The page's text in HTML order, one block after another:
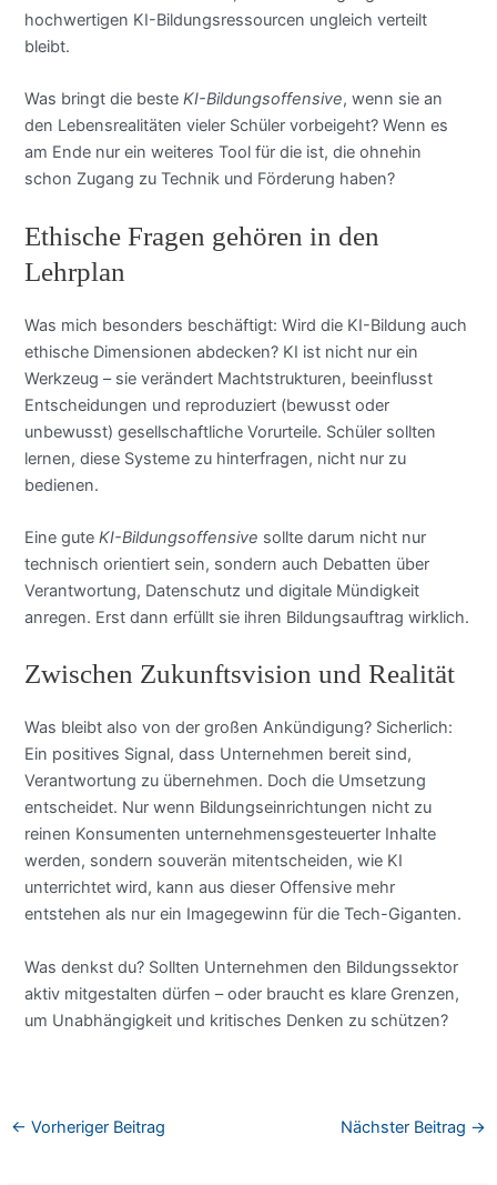
hochwertigen KI-Bildungsressourcen ungleich verteilt
bleibt.
Was bringt die besteKI-Bildungsoffensive, wenn sie an
den Lebensrealitäten vieler Schüler vorbeigeht? Wenn es
am Ende nur ein weiteres Tool für die ist, die ohnehin
schon Zugang zu Technik und Förderung haben?
Ethische Fragen gehören in den
Lehrplan
Was mich besonders beschäftigt: Wird die KI-Bildung auch
ethische Dimensionen abdecken? KI ist nicht nur ein
Werkzeug – sie verändert Machtstrukturen, beeinflusst
Entscheidungen und reproduziert (bewusst oder
unbewusst) gesellschaftliche Vorurteile. Schüler sollten
lernen, diese Systeme zu hinterfragen, nicht nur zu
bedienen.
Eine guteKI-Bildungsoffensive sollte darum nicht nur
technisch orientiert sein, sondern auch Debatten über
Verantwortung, Datenschutz und digitale Mündigkeit
anregen. Erst dann erfüllt sie ihren Bildungsauftrag wirklich.
Zwischen Zukunftsvision und Realität
Was bleibt also von der großen Ankündigung? Sicherlich:
Ein positives Signal, dass Unternehmen bereit sind,
Verantwortung zu übernehmen. Doch die Umsetzung
entscheidet. Nur wenn Bildungseinrichtungen nicht zu
reinen Konsumenten unternehmensgesteuerter Inhalte
werden, sondern souverän mitentscheiden, wie KI
unterrichtet wird, kann aus dieser Offensive mehr
entstehen als nur ein Imagegewinn für die Tech-Giganten.
Was denkst du? Sollten Unternehmen den Bildungssektor
aktiv mitgestalten dürfen – oder braucht es klare Grenzen,
um Unabhängigkeit und kritisches Denken zu schützen?
← Vorheriger Beitrag Nächster Beitrag →